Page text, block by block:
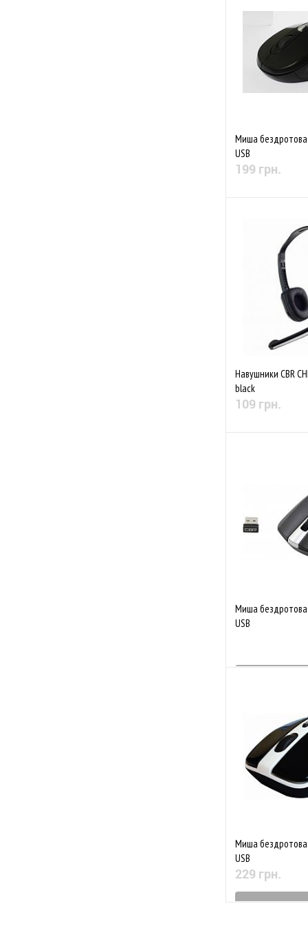
Миша бездротова
USB
199 грн.
Немає
До обраного
Навушники CBR
black
109 грн.
Немає
Миша бездротова
USB
Знятий з
До обраного
Миша бездротова
USB
229 грн.